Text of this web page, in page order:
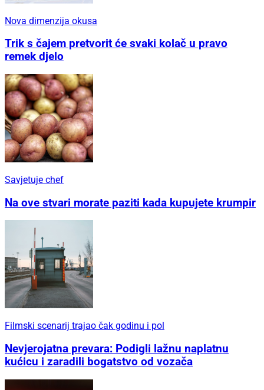
Nova dimenzija okusa
Trik s čajem pretvorit će svaki kolač u pravo
remek djelo
Savjetuje chef
Na ove stvari morate paziti kada kupujete krumpir
Filmski scenarij trajao čak godinu i pol
Nevjerojatna prevara: Podigli lažnu naplatnu
kućicu i zaradili bogatstvo od vozača